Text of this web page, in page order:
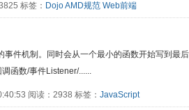
标签： DojoAMD规范 Web前端
事件机制。同时会从一个最小的函数开始写到最
函数/事件Listener/......
阅读：2938 标签： JavaScript